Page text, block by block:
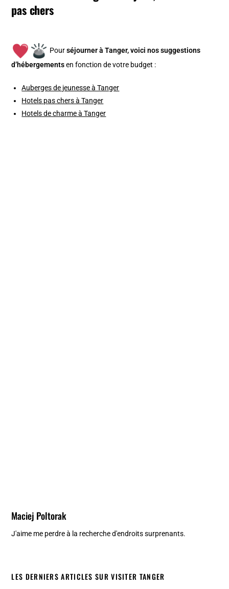
pas chers
Pourséjourner à Tanger, voici nos suggestions
d’hébergementsen fonction de votre budget :
Auberges de jeunesse à Tanger
Hotels pas chers à Tanger
Hotels de charme à Tanger
Maciej Poltorak
J'aime me perdre à la recherche d'endroits surprenants.
LES DERNIERS ARTICLES SUR VISITER TANGER